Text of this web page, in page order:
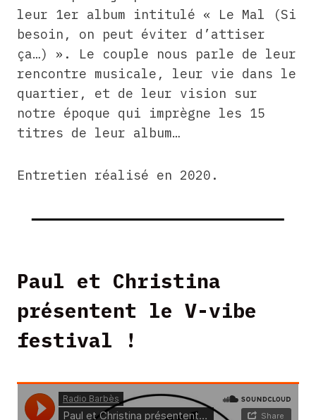
leur 1er album intitulé « Le Mal (Si
besoin, on peut éviter d’attiser
ça…) ». Le couple nous parle de leur
rencontre musicale, leur vie dans le
quartier, et de leur vision sur
notre époque qui imprègne les 15
titres de leur album…
Entretien réalisé en 2020.
Paul et Christina
présentent le V-vibe
festival !